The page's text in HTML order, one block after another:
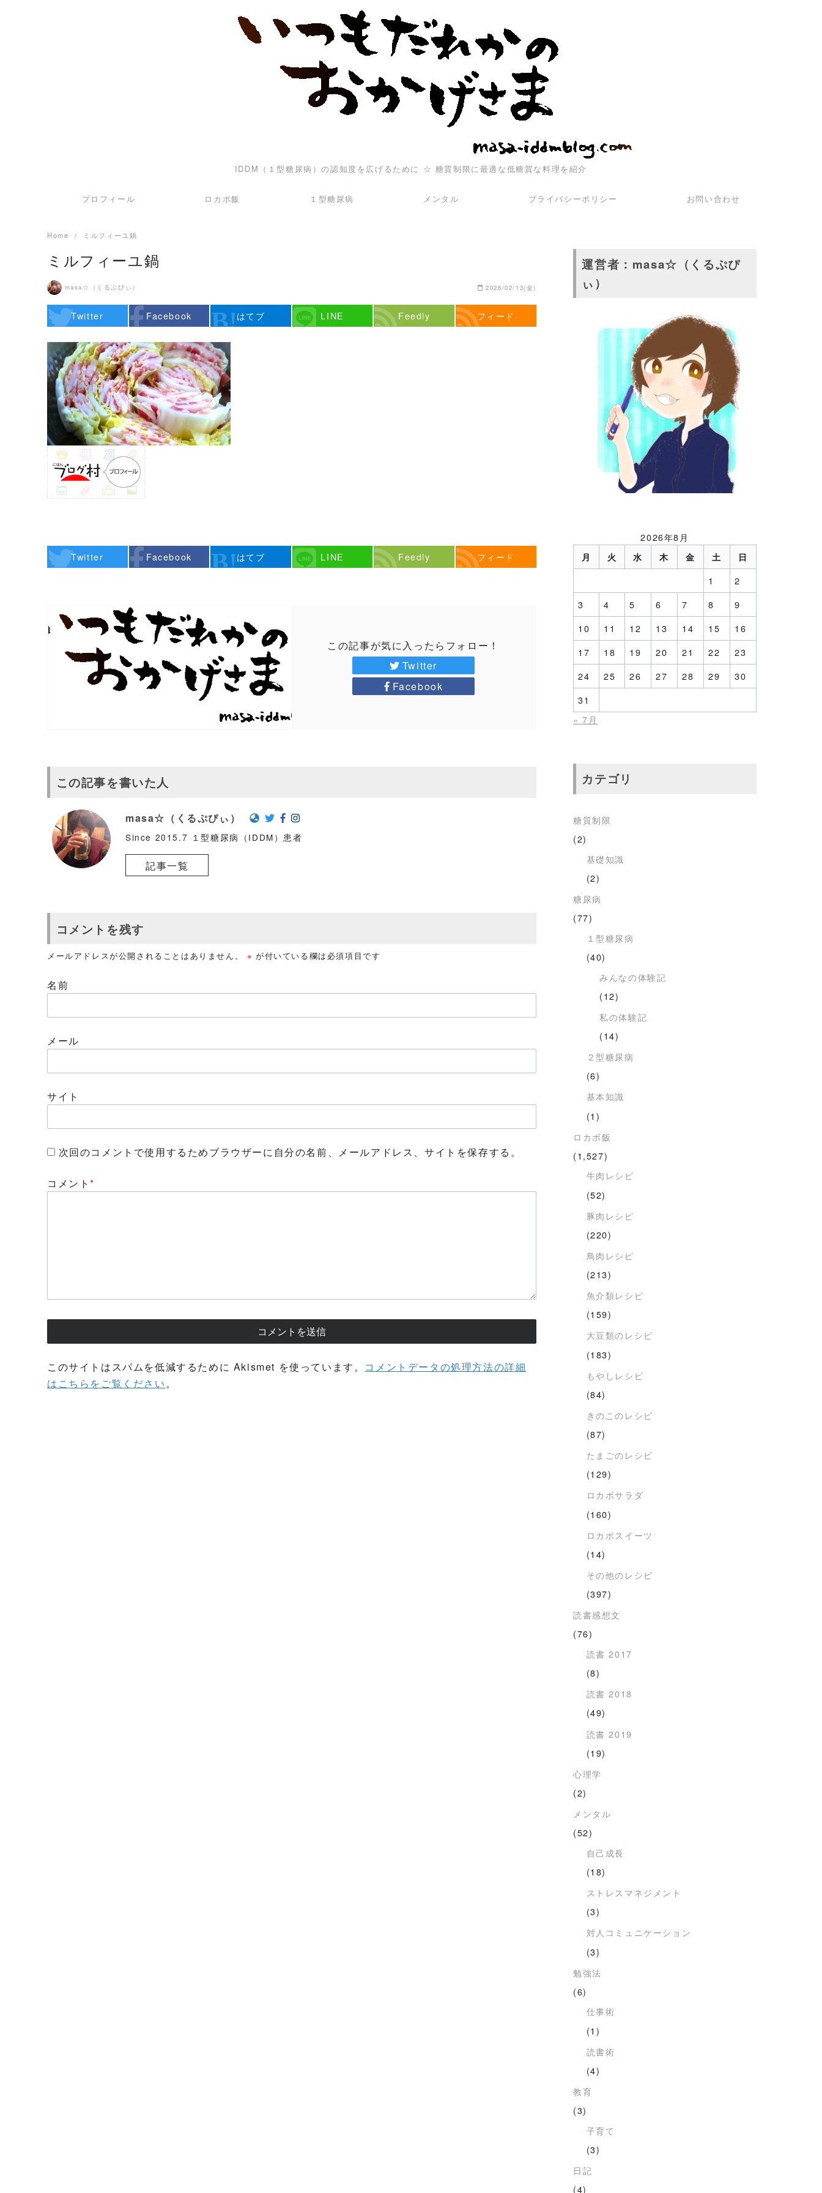
IDDM（１型糖尿病）の認知度を広げるために ☆ 糖質制限に最適な低糖質な料理を紹介
プロフィール ロカボ飯 １型糖尿病 メンタル プライバシーポリシー お問い合わせ
Home ミルフィーユ鍋
ミルフィーユ鍋
masa☆（くるぷぴぃ） 2026/02/13(金)
Twitter Facebook はてブ LINE Feedly フィード
Twitter Facebook はてブ LINE Feedly フィード
この記事が気に入ったらフォロー！
Twitter
Facebook
この記事を書いた人
masa☆（くるぷぴぃ）
Since 2015.7 １型糖尿病（IDDM）患者
記事一覧
コメントを残す
メールアドレスが公開されることはありません。 ※ が付いている欄は必須項目です
名前
メール
サイト
次回のコメントで使用するためブラウザーに自分の名前、メールアドレス、サイトを保存する。
コメント*
このサイトはスパムを低減するために Akismet を使っています。 コメントデータの処理方法の詳細
はこちらをご覧ください 。
運営者：masa☆（くるぷぴ
ぃ）
2026年8月
月 火 水 木 金 土 日
1
2
3
4 5 6 7 8
9
10
11 12 13 14 15
16
17
18 19 20 21 22
23
24
25 26 27 28 29
30
31
« 7月
カテゴリ
糖質制限
(2)
基礎知識
(2)
糖尿病
(77)
１型糖尿病
(40)
みんなの体験記
(12)
私の体験記
(14)
２型糖尿病
(6)
基本知識
(1)
ロカボ飯
(1,527)
牛肉レシピ
(52)
豚肉レシピ
(220)
鳥肉レシピ
(213)
魚介類レシピ
(159)
大豆類のレシピ
(183)
もやしレシピ
(84)
きのこのレシピ
(87)
たまごのレシピ
(129)
ロカボサラダ
(160)
ロカボスイーツ
(14)
その他のレシピ
(397)
読書感想文
(76)
読書 2017
(8)
読書 2018
(49)
読書 2019
(19)
心理学
(2)
メンタル
(52)
自己成長
(18)
ストレスマネジメント
(3)
対人コミュニケーション
(3)
勉強法
(6)
仕事術
(1)
読書術
(4)
教育
(3)
子育て
(3)
日記
(4)